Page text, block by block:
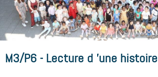
M3/P6 - Lecture d 'une histoire